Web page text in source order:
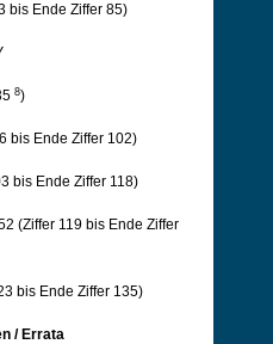
bis Ende Ziffer 85)
8)
bis Ende Ziffer 102)
bis Ende Ziffer 118)
(Ziffer 119 bis Ende Ziffer
bis Ende Ziffer 135)
/ Errata